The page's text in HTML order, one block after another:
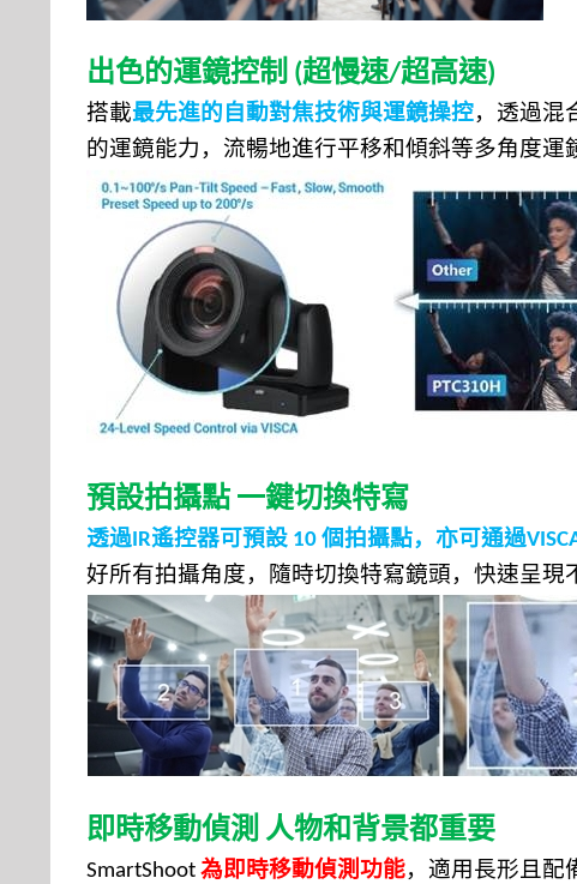
出色的運鏡控制 (超慢速/超高速)
搭載最先進的自動對焦技術與運鏡操控，透過混
的運鏡能力，流暢地進行平移和傾斜等多角度運
預設拍攝點 一鍵切換特寫
透過IR遙控器可預設 10 個拍攝點， 亦可通過
好所有拍攝角度，隨時切換特寫鏡頭， 快速呈現
即時移動偵測 人物和背景都重要
SmartShoot 為即時移動偵測功能，適用長形且配